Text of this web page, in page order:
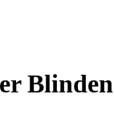
Blinden